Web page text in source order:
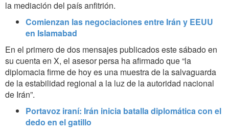
la mediación del país anfitrión.
Comienzan las negociaciones entre Irán y EEUU
en Islamabad
En el primero de dos mensajes publicados este sábado en
su cuenta en X, el asesor persa ha afirmado que “la
diplomacia firme de hoy es una muestra de la salvaguarda
de la estabilidad regional a la luz de la autoridad nacional
de Irán”.
Portavoz iraní: Irán inicia batalla diplomática con el
dedo en el gatillo